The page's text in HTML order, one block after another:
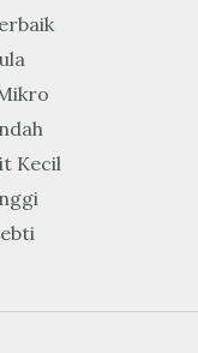
Kecil